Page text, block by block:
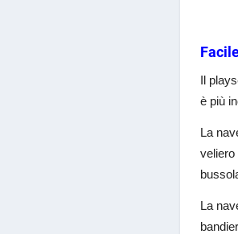
Il
è più
La
veliero
La